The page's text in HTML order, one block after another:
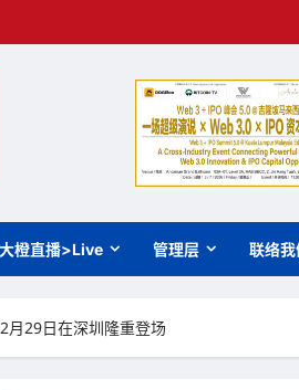
大橙直播>Live 管理层 联络我
月29日在深圳隆重登场